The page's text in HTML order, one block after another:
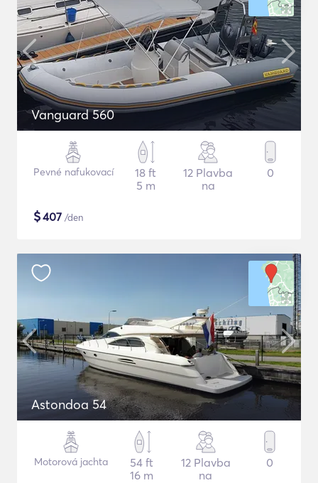
Vanguard 560
Pevné nafukovací
18 ft
5 m
12 Plavba
na
0
$407 /den
Astondoa 54
Motorová jachta
54 ft
16 m
12 Plavba
na
0